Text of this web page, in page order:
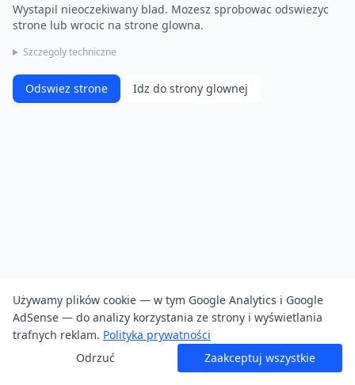
Wystapil nieoczekiwany blad. Mozesz sprobowac odswiezyc
strone lub wrocic na strone glowna.
Szczegoly techniczne
Odswiez strone Idz do strony glownej
Używamy plików cookie — w tym Google Analytics i Google
AdSense — do analizy korzystania ze strony i wyświetlania
trafnych reklam. Polityka prywatności
Odrzuć
Zaakceptuj wszystkie